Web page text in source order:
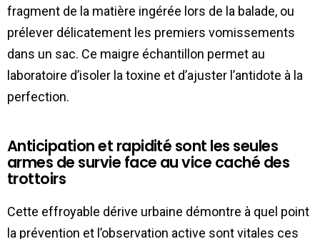
fragment de la matière ingérée lors de la balade, ou
prélever délicatement les premiers vomissements
dans un sac. Ce maigre échantillon permet au
laboratoire d’isoler la toxine et d’ajuster l’antidote à la
perfection.
Anticipation et rapidité sont les seules
armes de survie face au vice caché des
trottoirs
Cette effroyable dérive urbaine démontre à quel point
la prévention et l’observation active sont vitales ces